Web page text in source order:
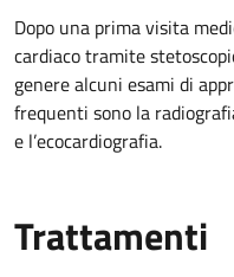
Dopo una prima visita
cardiaco tramite
genere alcuni esami di
frequenti sono la
e l’ecocardiografia.
Trattamenti